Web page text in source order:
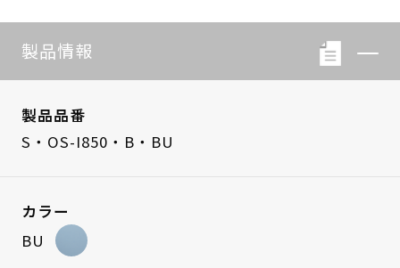
製品情報
製品品番
S・OS-I850・B・BU
カラー
BU